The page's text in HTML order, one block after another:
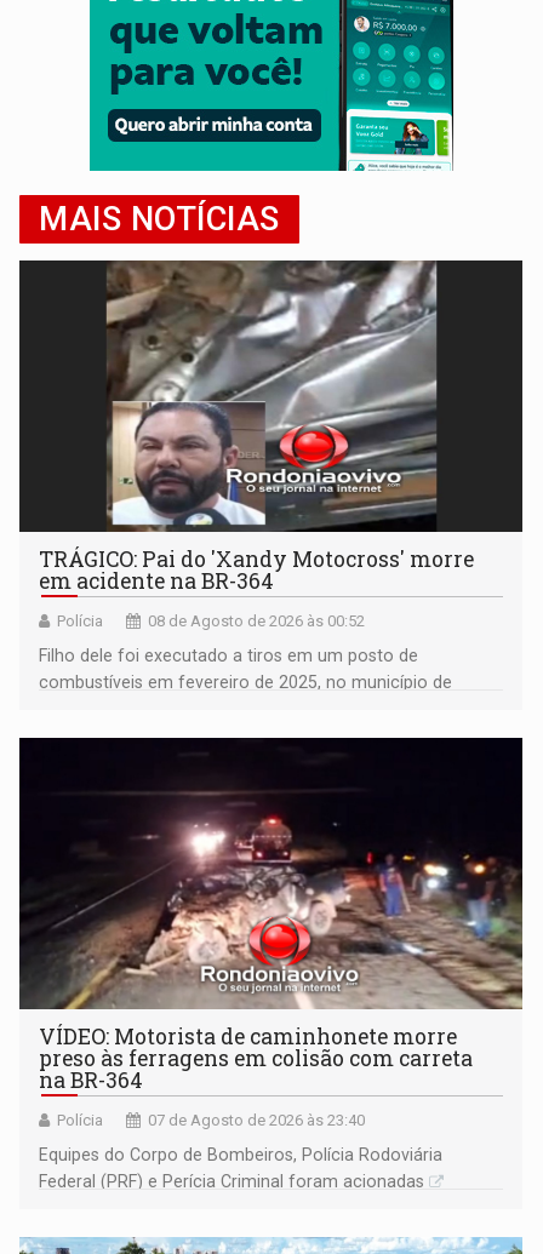
MAIS NOTÍCIAS
TRÁGICO: Pai do 'Xandy Motocross' morre
em acidente na BR-364
Polícia 08 de Agosto de 2026 às 00:52
Filho dele foi executado a tiros em um posto de
combustíveis em fevereiro de 2025, no município de
VÍDEO: Motorista de caminhonete morre
preso às ferragens em colisão com carreta
na BR-364
Polícia 07 de Agosto de 2026 às 23:40
Equipes do Corpo de Bombeiros, Polícia Rodoviária
Federal (PRF) e Perícia Criminal foram acionadas